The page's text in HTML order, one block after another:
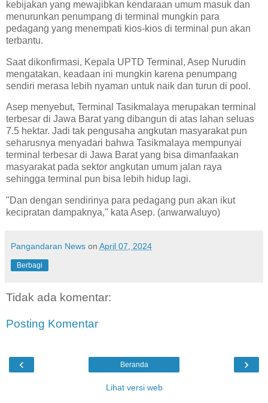
kebijakan yang mewajibkan kendaraan umum masuk dan
menurunkan penumpang di terminal mungkin para
pedagang yang menempati kios-kios di terminal pun akan
terbantu.
Saat dikonfirmasi, Kepala UPTD Terminal, Asep Nurudin
mengatakan, keadaan ini mungkin karena penumpang
sendiri merasa lebih nyaman untuk naik dan turun di pool.
Asep menyebut, Terminal Tasikmalaya merupakan terminal
terbesar di Jawa Barat yang dibangun di atas lahan seluas
7.5 hektar. Jadi tak pengusaha angkutan masyarakat pun
seharusnya menyadari bahwa Tasikmalaya mempunyai
terminal terbesar di Jawa Barat yang bisa dimanfaakan
masyarakat pada sektor angkutan umum jalan raya
sehingga terminal pun bisa lebih hidup lagi.
"Dan dengan sendirinya para pedagang pun akan ikut
kecipratan dampaknya," kata Asep. (anwarwaluyo)
Pangandaran News on April 07, 2024
Berbagi
Tidak ada komentar:
Posting Komentar
‹ ›
Beranda
Lihat versi web